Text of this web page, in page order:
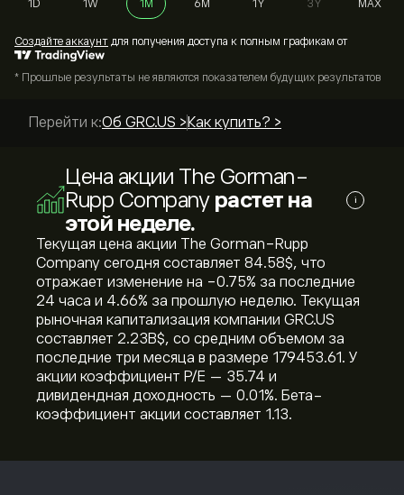
1D 1W 1M 6M 1Y 3Y MAX
Cоздайте аккаунт для получения доступа к полным графикам от
* Прошлые результаты не являются показателем будущих результатов
Перейти к:Об GRC.US > Как купить? >
Цена акции The Gorman-
Rupp Company растет на
этой неделе.
i
Текущая цена акции The Gorman-Rupp
Company сегодня составляет 84.58‎$‎, что
отражает изменение на ‎-0.75‎% за последние
24 часа и ‎4.66‎% за прошлую неделю. Текущая
рыночная капитализация компании GRC.US
составляет 2.23B‎$‎, со средним объемом за
последние три месяца в размере 179453.61. У
акции коэффициент P/E — 35.74 и
дивидендная доходность — 0.01%. Бета-
коэффициент акции составляет 1.13.